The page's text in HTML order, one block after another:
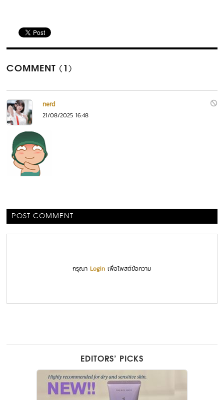
COMMENT (1)
nerd
21/08/2025 16:48
POST COMMENT
กรุณาLogin เพื่อโพสต์ข้อความ
EDITORS’ PICKS